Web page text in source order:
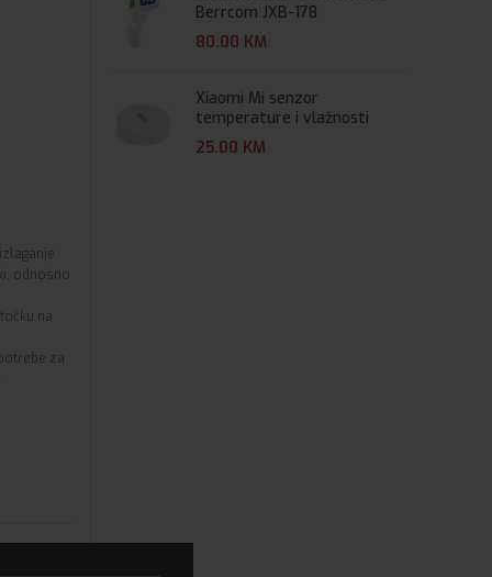
odnosno
na
za
Berrcom JXB-178
80.00 KM
Xiaomi Mi senzor
temperature i vlažnosti
25.00 KM